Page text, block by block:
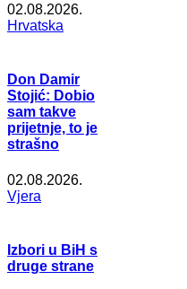
02.08.2026.
Hrvatska
Don Damir
Stojić: Dobio
sam takve
prijetnje, to je
strašno
02.08.2026.
Vjera
Izbori u BiH s
druge strane